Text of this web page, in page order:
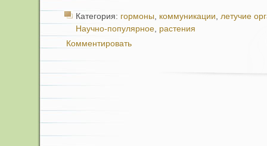
Категория: гормоны, коммуникации, летучие
Научно-популярное, растения
Комментировать